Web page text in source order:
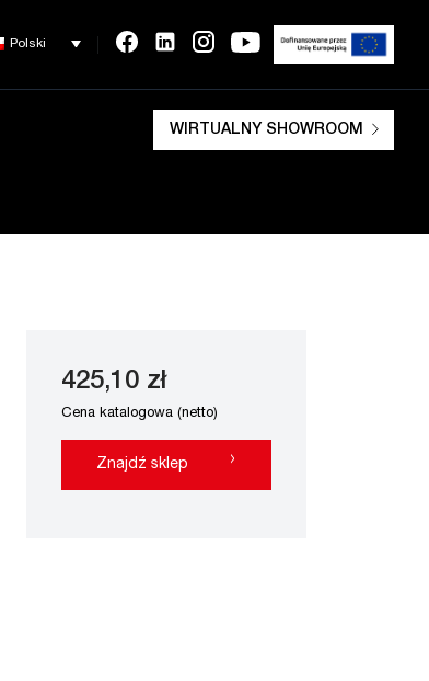
Polski
WIRTUALNY SHOWROOM
425,10 zł
Cena katalogowa (netto)
Znajdź sklep ›